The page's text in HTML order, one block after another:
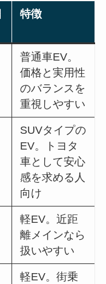
特徴
普通車EV。
価格と実用性
のバランスを
重視しやすい
SUVタイプの
EV。トヨタ
車として安心
感を求める人
向け
軽EV。近距
離メインなら
扱いやすい
軽EV。街乗